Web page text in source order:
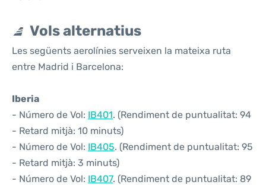
Vols alternatius
Les següents aerolínies serveixen la mateixa ruta
entre Madrid i Barcelona:
Iberia
- Número de Vol: IB401. (Rendiment de puntualitat: 94
- Retard mitjà: 10 minuts)
- Número de Vol: IB405. (Rendiment de puntualitat: 95
- Retard mitjà: 3 minuts)
- Número de Vol: IB407. (Rendiment de puntualitat: 89